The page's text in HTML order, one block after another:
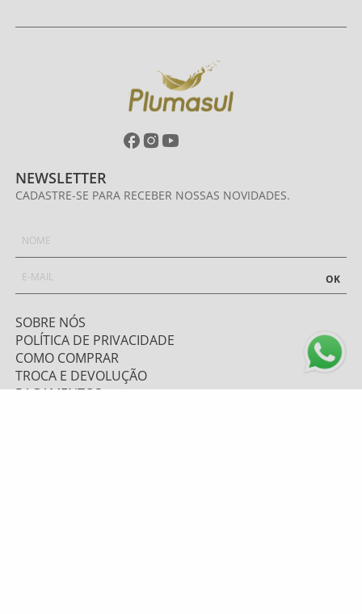
NEWSLETTER
CADASTRE-SE PARA RECEBER NOSSAS NOVIDADES.
OK
SOBRE NÓS
POLÍTICA DE PRIVACIDADE
COMO COMPRAR
TROCA E DEVOLUÇÃO
PAGAMENTOS